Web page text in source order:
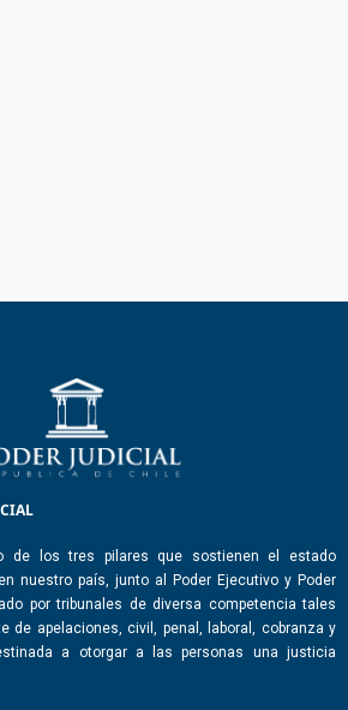
de los tres pilares que sostienen el estado
nuestro país, junto al Poder Ejecutivo y Poder
por tribunales de diversa competencia tales
de apelaciones, civil, penal, laboral, cobranza y
a otorgar a las personas una justicia